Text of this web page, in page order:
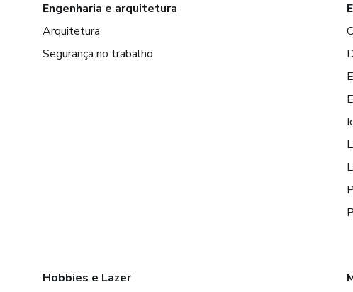
Engenharia e arquitetura
Arquitetura
Segurança no trabalho
Hobbies e Lazer